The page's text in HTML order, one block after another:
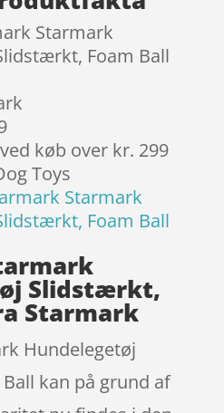
Starmark
Foam Ball
køb over kr. 299
Toys
Starmark
Foam Ball
Slidstærkt,
Starmark
Hundelegetøj
kan på grund af